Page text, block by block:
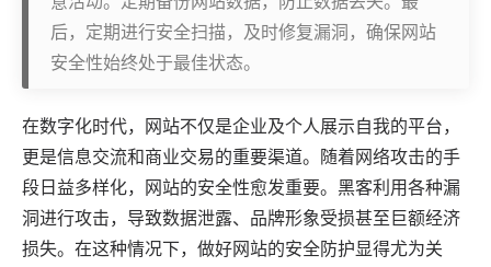
后，定期进行安全扫描，及时修复漏洞，确保网站
安全性始终处于最佳状态。
在数字化时代，网站不仅是企业及个人展示自我的平台，
更是信息交流和商业交易的重要渠道。随着网络攻击的手
段日益多样化，网站的安全性愈发重要。黑客利用各种漏
洞进行攻击，导致数据泄露、品牌形象受损甚至巨额经济
损失。在这种情况下，做好网站的安全防护显得尤为关